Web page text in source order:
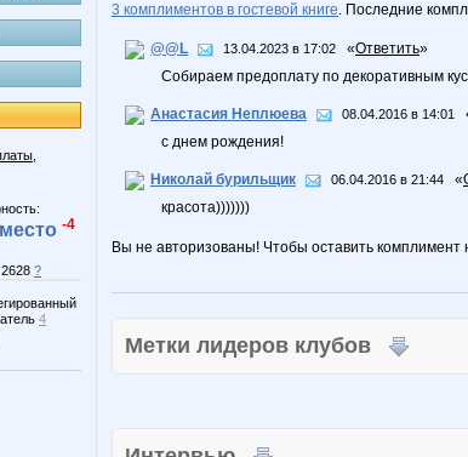
-4
2628 ?
4
3 комплиментов в гостевой книге. Последние
@@L 13.04.2023 в 17:02 «Ответить»
Собираем предоплату по декоративным
Анастасия Неплюева 08.04.2016 в 14:01
с днем рождения!
Николай бурильщик 06.04.2016 в 21:44 «
красота)))))))
Вы не авторизованы! Чтобы оставить комплимент
Метки лидеров клубов